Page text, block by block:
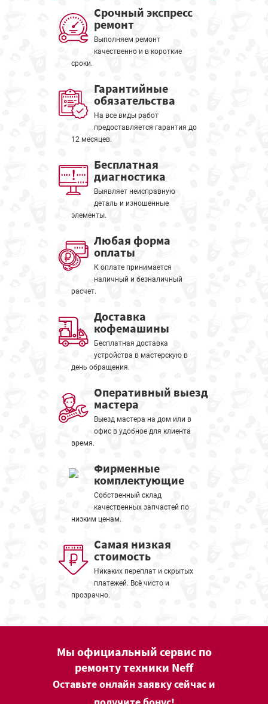
Срочный экспресс
ремонт
Выполняем ремонт
качественно и в короткие
сроки.
Гарантийные
обязательства
На все виды работ
предоставляется гарантия до
12 месяцев.
Бесплатная
диагностика
Выявляет неисправную
деталь и изношенные
элементы.
Любая форма
оплаты
К оплате принимается
наличный и безналичный
расчет.
Доставка
кофемашины
Бесплатная доставка
устройства в мастерскую в
день обращения.
Оперативный выезд
мастера
Выезд мастера на дом или в
офис в удобное для клиента
время.
Фирменные
комплектующие
Собственный склад
качественных запчастей по
низким ценам.
Самая низкая
стоимость
Никаких переплат и скрытых
платежей. Всё чисто и
прозрачно.
Мы официальный сервис по
ремонту техники Neff
Оставьте онлайн заявку сейчас и